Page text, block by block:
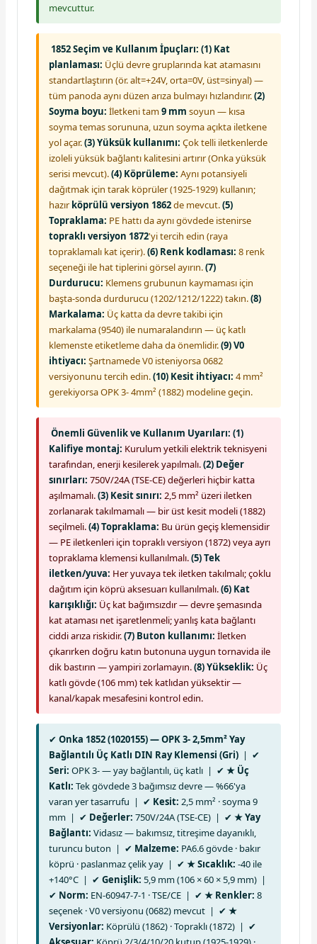
mevcuttur.
1852 Seçim ve Kullanım İpuçları: (1) Kat
planlaması: Üçlü devre gruplarında kat atamasını
standartlaştırın (ör. alt=+24V, orta=0V, üst=sinyal) —
tüm panoda aynı düzen arıza bulmayı hızlandırır.(2)
Soyma boyu: İletkeni tam9 mm soyun — kısa
soyma temas sorununa, uzun soyma açıkta iletkene
yol açar.(3) Yüksük kullanımı: Çok telli iletkenlerde
izoleli yüksük bağlantı kalitesini artırır (Onka yüksük
serisi mevcut).(4) Köprüleme: Aynı potansiyeli
dağıtmak için tarak köprüler (1925-1929) kullanın;
hazır köprülü versiyon 1862de mevcut.(5)
Topraklama: PE hattı da aynı gövdede istenirse
topraklı versiyon 1872'yi tercih edin (raya
topraklamalı kat içerir).(6) Renk kodlaması: 8 renk
seçeneği ile hat tiplerini görsel ayırın.(7)
Durdurucu: Klemens grubunun kaymaması için
başta-sonda durdurucu (1202/1212/1222) takın.(8)
Markalama: Üç katta da devre takibi için
markalama (9540) ile numaralandırın — üç katlı
klemenste etiketleme daha da önemlidir.(9) V0
ihtiyacı: Şartnamede V0 isteniyorsa 0682
versiyonunu tercih edin.(10) Kesit ihtiyacı: 4 mm²
gerekiyorsa OPK 3- 4mm² (1882) modeline geçin.
Önemli Güvenlik ve Kullanım Uyarıları: (1)
Kalifiye montaj: Kurulum yetkili elektrik teknisyeni
tarafından, enerji kesilerek yapılmalı.(2) Değer
sınırları: 750V/24A (TSE-CE) değerleri hiçbir katta
aşılmamalı.(3) Kesit sınırı: 2,5 mm² üzeri iletken
zorlanarak takılmamalı — bir üst kesit modeli (1882)
seçilmeli.(4) Topraklama: Bu ürün geçiş klemensidir
— PE iletkenleri için topraklı versiyon (1872) veya ayrı
topraklama klemensi kullanılmalı.(5) Tek
iletken/yuva: Her yuvaya tek iletken takılmalı; çoklu
dağıtım için köprü aksesuarı kullanılmalı.(6) Kat
karışıklığı: Üç kat bağımsızdır — devre şemasında
kat ataması net işaretlenmeli; yanlış kata bağlantı
ciddi arıza riskidir.(7) Buton kullanımı: İletken
çıkarırken doğru katın butonuna uygun tornavida ile
dik bastırın — yampiri zorlamayın.(8) Yükseklik: Üç
katlı gövde (106 mm) tek katlıdan yüksektir —
kanal/kapak mesafesini kontrol edin.
✔ Onka 1852 (1020155) — OPK 3- 2,5mm² Yay
Bağlantılı Üç Katlı DIN Ray Klemensi (Gri) | ✔
Seri: OPK 3- — yay bağlantılı, üç katlı | ✔ ★ Üç
Katlı: Tek gövdede 3 bağımsız devre — %66'ya
varan yer tasarrufu | ✔ Kesit: 2,5 mm² · soyma 9
mm | ✔ Değerler: 750V/24A (TSE-CE) | ✔ ★ Yay
Bağlantı: Vidasız — bakımsız, titreşime dayanıklı,
turuncu buton | ✔ Malzeme: PA6.6 gövde · bakır
köprü · paslanmaz çelik yay | ✔ ★ Sıcaklık: -40 ile
+140°C | ✔ Genişlik: 5,9 mm (106 × 60 × 5,9 mm) |
✔ Norm: EN-60947-7-1 · TSE/CE | ✔ ★ Renkler: 8
seçenek · V0 versiyonu (0682) mevcut | ✔ ★
Versiyonlar: Köprülü (1862) · Topraklı (1872) | ✔